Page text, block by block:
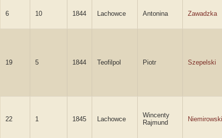
6 10 1844 Lachowce Antonina Zawadzka
19 5 1844 Teofilpol Piotr Szepelski
22 1 1845 Lachowce
Wincenty
Rajmund
Niemirowski